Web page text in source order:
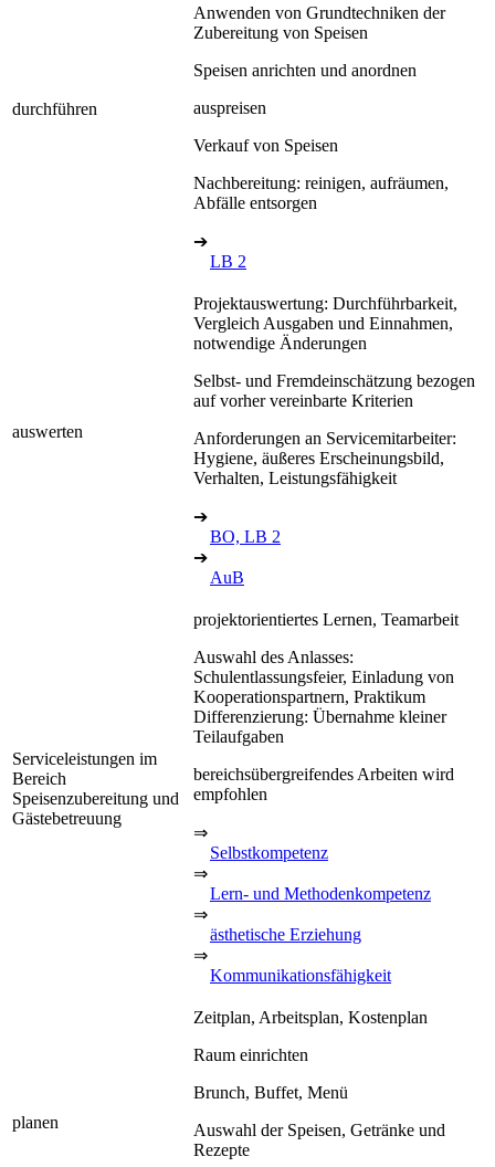
durchführen
Anwenden von Grundtechniken der
Zubereitung von Speisen
Speisen anrichten und anordnen
auspreisen
Verkauf von Speisen
Nachbereitung: reinigen, aufräumen,
Abfälle entsorgen
➔
LB 2
auswerten
Projektauswertung: Durchführbarkeit,
Vergleich Ausgaben und Einnahmen,
notwendige Änderungen
Selbst- und Fremdeinschätzung bezogen
auf vorher vereinbarte Kriterien
Anforderungen an Servicemitarbeiter:
Hygiene, äußeres Erscheinungsbild,
Verhalten, Leistungsfähigkeit
➔
BO, LB 2
➔
AuB
Serviceleistungen im
Bereich
Speisenzubereitung und
Gästebetreuung
projektorientiertes Lernen, Teamarbeit
Auswahl des Anlasses:
Schulentlassungsfeier, Einladung von
Kooperationspartnern, Praktikum
Differenzierung: Übernahme kleiner
Teilaufgaben
bereichsübergreifendes Arbeiten wird
empfohlen
⇒
Selbstkompetenz
⇒
Lern- und Methodenkompetenz
⇒
ästhetische Erziehung
⇒
Kommunikationsfähigkeit
planen
Zeitplan, Arbeitsplan, Kostenplan
Raum einrichten
Brunch, Buffet, Menü
Auswahl der Speisen, Getränke und
Rezepte